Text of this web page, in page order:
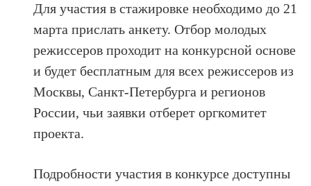
Для участия в стажировке необходимо до 21
марта прислать анкету. Отбор молодых
режиссеров проходит на конкурсной основе
и будет бесплатным для всех режиссеров из
Москвы, Санкт-Петербурга и регионов
России, чьи заявки отберет оргкомитет
проекта.
Подробности участия в конкурсе доступны